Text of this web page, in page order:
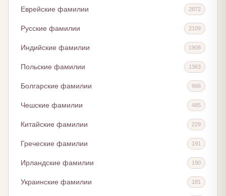
Еврейские фамилии 2872
Русские фамилии 2109
Индийские фамилии 1908
Польские фамилии 1363
Болгарские фамилии 966
Чешские фамилии 485
Китайские фамилии 229
Греческие фамилии 191
Ирландские фамилии 190
Украинские фамилии 181